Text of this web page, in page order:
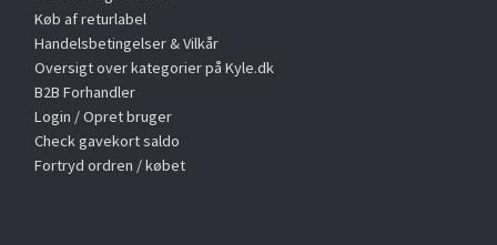
Køb af returlabel
Handelsbetingelser & Vilkår
Oversigt over kategorier på Kyle.dk
B2B Forhandler
Login / Opret bruger
Check gavekort saldo
Fortryd ordren / købet